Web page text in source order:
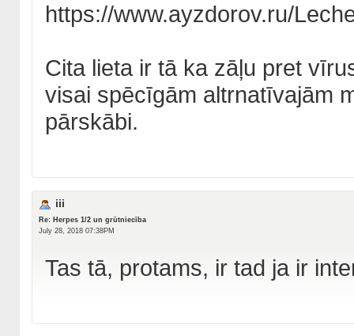
https://www.ayzdorov.ru/
Cita lieta ir tā ka zāļu pret
visai spēcīgām altrnatīvajām
pārskābi.
iii
Re: Herpes 1/2 un grūtniecība
July 28, 2018 07:38PM
Tas tā, protams, ir tad ja ir